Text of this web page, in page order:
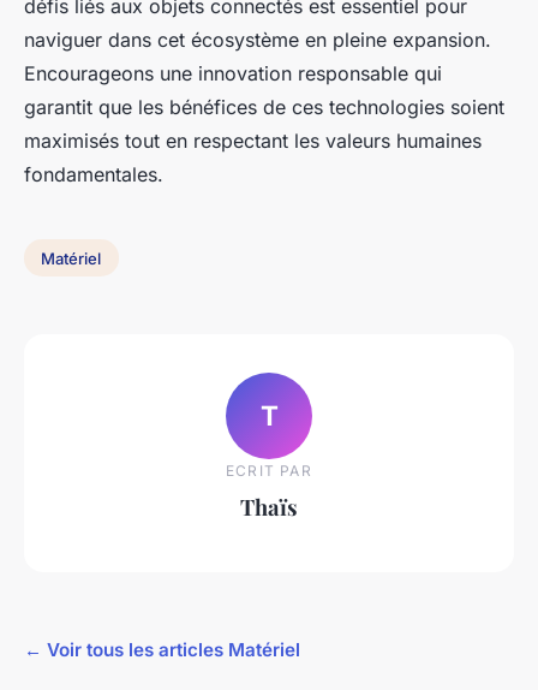
défis liés aux objets connectés est essentiel pour
naviguer dans cet écosystème en pleine expansion.
Encourageons une innovation responsable qui
garantit que les bénéfices de ces technologies soient
maximisés tout en respectant les valeurs humaines
fondamentales.
Matériel
T
ECRIT PAR
Thaïs
← Voir tous les articles Matériel